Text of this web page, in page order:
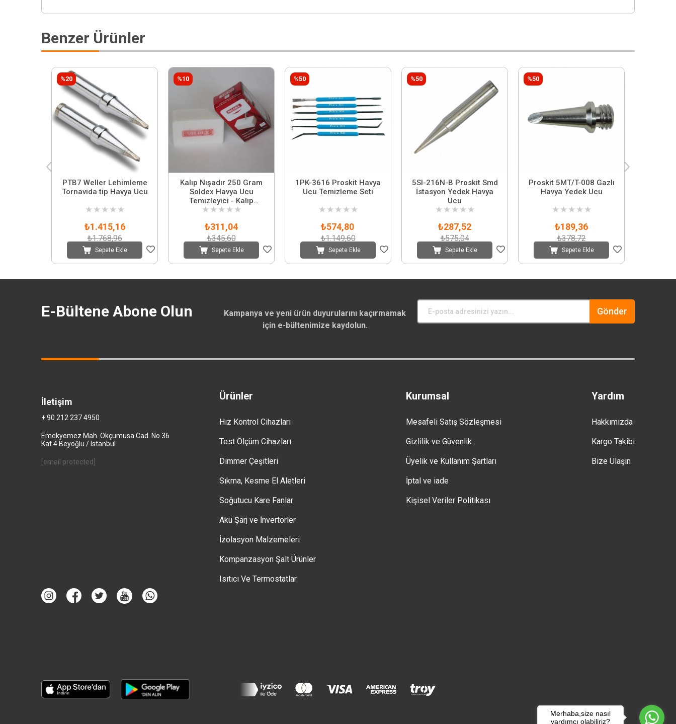
Benzer Ürünler
PTB7 Weller Lehimleme
Tornavida tip Havya Ucu
★ ★ ★ ★ ★
₺1.415,16
₺1.768,96
Sepete Ekle
%20
Kalıp Nışadır 250 Gram
Soldex Havya Ucu
Temizleyici - Kalıp
Nışadır
★ ★ ★ ★ ★
₺311,04
₺345,60
Sepete Ekle
%10
1PK-3616 Proskit Havya
Ucu Temizleme Seti
★ ★ ★ ★ ★
₺574,80
₺1.149,60
Sepete Ekle
%50
5SI-216N-B Proskit Smd
İstasyon Yedek Havya
Ucu
★ ★ ★ ★ ★
₺287,52
₺575,04
Sepete Ekle
%50
Proskit 5MT/T-008 Gazlı
Havya Yedek Ucu
★ ★ ★ ★ ★
₺189,36
₺378,72
Sepete Ekle
%50
E-Bültene Abone Olun
Kampanya ve yeni ürün duyurularını kaçırmamak
için e-bültenimize kaydolun.
Gönder
Ürünler
Hız Kontrol Cihazları
Test Ölçüm Cihazları
Dimmer Çeşitleri
Sıkma, Kesme El Aletleri
Soğutucu Kare Fanlar
Akü Şarj ve İnvertörler
İzolasyon Malzemeleri
Kompanzasyon Şalt Ürünler
Isıtıcı Ve Termostatlar
Kurumsal
Mesafeli Satış Sözleşmesi
Gizlilik ve Güvenlik
Üyelik ve Kullanım Şartları
İptal ve iade
Kişisel Veriler Politikası
Yardım
Hakkımızda
Kargo Takibi
Bize Ulaşın
İletişim
+ 90 212 237 4950
Emekyemez Mah. Okçumusa Cad. No.36
Kat.4 Beyoğlu / Istanbul
[email protected]
Merhaba,size nasıl
yardımcı olabiliriz?